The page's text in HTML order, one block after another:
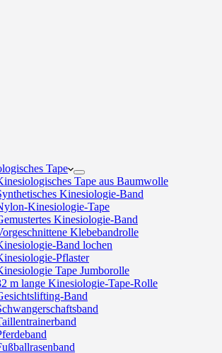
Tape
Tape aus Baumwolle
Kinesiologie-Band
Kinesiologie-Tape
Kinesiologie-Band
Klebebandrolle
Band lochen
Pflaster
Tape Jumborolle
m lange Kinesiologie-Tape-Rolle
Band